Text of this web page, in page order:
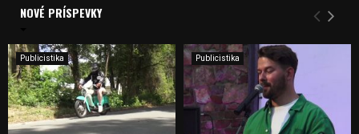
i
e
:
Y
H
NOVÉ PRÍSPEVKY
Publicistika Publicistika